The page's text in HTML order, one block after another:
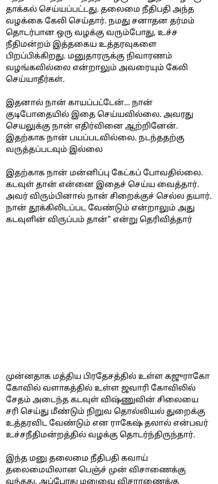
தாக்கல் செய்யப்பட்டது. தலைமை நீதிபதி அந்த
வழக்கை கேலி செய்தார். நமது சனாதன தர்மம்
தொடர்பான ஒரு வழக்கு வரும்போது, உச்ச
நீதிமன்றம் இத்தகைய உத்தரவுகளை
பிறப்பிக்கிறது. மனுதாரருக்கு நிவாரணம்
வழங்கவில்லை என்றாலும் அவரையும் கேலி
செய்யாதீர்கள்.
இதனால் நான் காயப்பட்டேன்... நான்
குடிபோதையில் இதை செய்யவில்லை. அவரது
செயலுக்கு நான் எதிர்வினை ஆற்றினேன்.
இதற்காக நான் பயப்படவில்லை. நடந்ததற்கு
வருத்தப்படவும் இல்லை
இதற்காக நான் மன்னிப்பு கேட்கப் போவதில்லை.
கடவுள் தான் என்னை இதைச் செய்ய வைத்தார்.
அவர் விரும்பினால் நான் சிறைக்குச் செல்ல தயார்.
நான் தூக்கிலிடப்பட வேண்டும் என்றாலும் அது
கடவுளின் விருப்பம் தான்" என்று தெரிவித்தார்
முன்னதாக மத்திய பிரதேசத்தில் உள்ள கஜுராகோ
கோவில் வளாகத்தில் உள்ள ஜவாரி கோவிலில்
சேதம் அடைந்த கடவுள் விஷ்ணுவின் சிலையை
சரி செய்து மீண்டும் நிறுவ தொல்லியல் துறைக்கு
உத்தரவிட வேண்டும் என ராகேஷ் தலால் என்பவர்
உச்சநீதிமன்றத்தில் வழக்கு தொடர்ந்திருந்தார்.
இந்த மனு தலைமை நீதிபதி கவாய்
தலைமையிலான பெஞ்ச் முன் விசாணைக்கு
வந்தது. அப்போது மனுவை விசாரணைக்கு